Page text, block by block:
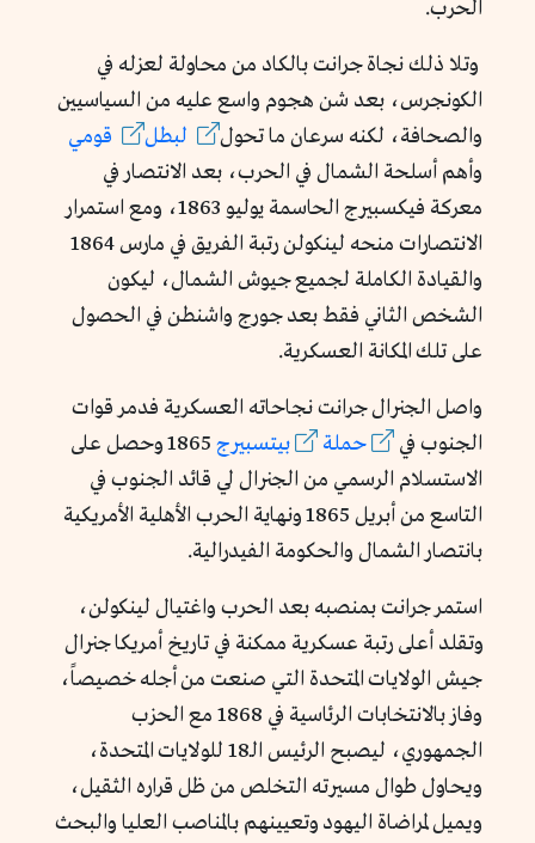
الحرب.
وتلا ذلك نجاة جرانت بالكاد من محاولة لعزله في
الكونجرس، بعد شن هجوم واسع عليه من السياسيين
والصحافة، لكنه سرعان ما تحول
لبطل
قومي
وأهم أسلحة الشمال في الحرب، بعد الانتصار في
معركة فيكسبيرج الحاسمة يوليو 1863، ومع استمرار
الانتصارات منحه لينكولن رتبة الفريق في مارس 1864
والقيادة الكاملة لجميع جيوش الشمال، ليكون
الشخص الثاني فقط بعد جورج واشنطن في الحصول
على تلك المكانة العسكرية.
واصل الجنرال جرانت نجاحاته العسكرية فدمر قوات
الجنوب في
حملة بيتسبيرج
1865 وحصل على
الاستسلام الرسمي من الجنرال لي قائد الجنوب في
التاسع من أبريل 1865 ونهاية الحرب الأهلية الأمريكية
بانتصار الشمال والحكومة الفيدرالية.
استمر جرانت بمنصبه بعد الحرب واغتيال لينكولن،
وتقلد أعلى رتبة عسكرية ممكنة في تاريخ أمريكا جنرال
جيش الولايات المتحدة التي صنعت من أجله خصيصاً،
وفاز بالانتخابات الرئاسية في 1868 مع الحزب
الجمهوري، ليصبح الرئيس الـ18 للولايات المتحدة،
ويحاول طوال مسيرته التخلص من ظل قراره الثقيل،
ويميل لمراضاة اليهود وتعيينهم بالمناصب العليا والبحث